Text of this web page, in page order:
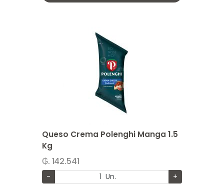
Queso Crema Polenghi Manga 1.5
Kg
₲. 142.541
- Un. +